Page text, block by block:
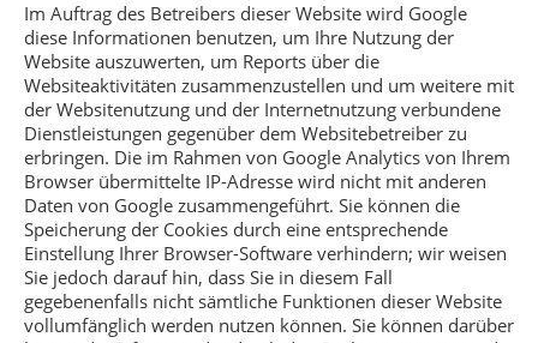
Im Auftrag des Betreibers dieser Website wird Google
diese Informationen benutzen, um Ihre Nutzung der
Website auszuwerten, um Reports über die
Websiteaktivitäten zusammenzustellen und um weitere mit
der Websitenutzung und der Internetnutzung verbundene
Dienstleistungen gegenüber dem Websitebetreiber zu
erbringen. Die im Rahmen von Google Analytics von Ihrem
Browser übermittelte IP-Adresse wird nicht mit anderen
Daten von Google zusammengeführt. Sie können die
Speicherung der Cookies durch eine entsprechende
Einstellung Ihrer Browser-Software verhindern; wir weisen
Sie jedoch darauf hin, dass Sie in diesem Fall
gegebenenfalls nicht sämtliche Funktionen dieser Website
vollumfänglich werden nutzen können. Sie können darüber